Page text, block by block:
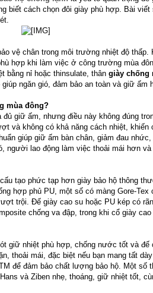
biết cách chọn đôi giày phù hợp. Bài
vệ chân trong môi trường nhiệt độ
hợp khi làm việc ở công trường mùa
bằng nỉ hoặc thinsulate, thân giày chống
ngăn gió, đảm bảo an toàn và giữ ấm
mùa đông?
giữ ấm, nhưng điều này không đúng
và không có khả năng cách nhiệt, khiến
giúp giữ ấm bàn chân, giảm đau
người lao động làm việc thoải mái hơn
tạo phức tạp hơn giày bảo hộ thông
hợp phủ PU, một số có màng Gore-
trội. Đế giày cao su hoặc PU kép có
chống va đập, trong khi cổ giày
giữ nhiệt phù hợp, chống nước tốt và
thoải mái, đặc biệt nếu bạn mang tất
để đảm bảo chất lượng bảo hộ. Một
và Ziben nhẹ, thoáng, giữ nhiệt tốt,